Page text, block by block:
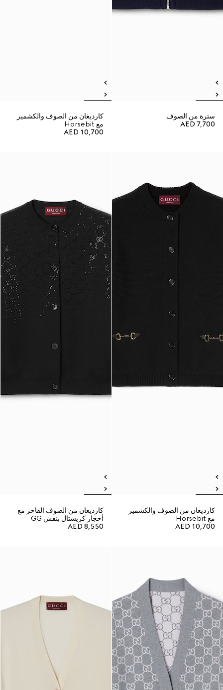
سترة من الصوف
AED 7,700
كارديغان من الصوف والكشمير
مع Horsebit
AED 10,700
كارديغان من الصوف والكشمير
مع Horsebit
AED 10,700
كارديغان من الصوف الفاخر مع
أحجار كريستال بنقش GG
AED 8,550